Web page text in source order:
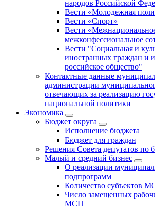
народов Российской
Вести «Молодежная
Вести «Спорт»
Вести
межконфессиональное
Вести "Социальная и
иностранных граждан и
российское общество"
Контактные данные
администрации
отвечающих за реализацию
национальной политики
Экономика
Бюджет округa
Исполнение бюджета
Бюджет для граждан
Решения Совета депутатов по
Малый и средний бизнес
О реализации
подпрограмм
Количество субъектов
Число замещенных
МСП